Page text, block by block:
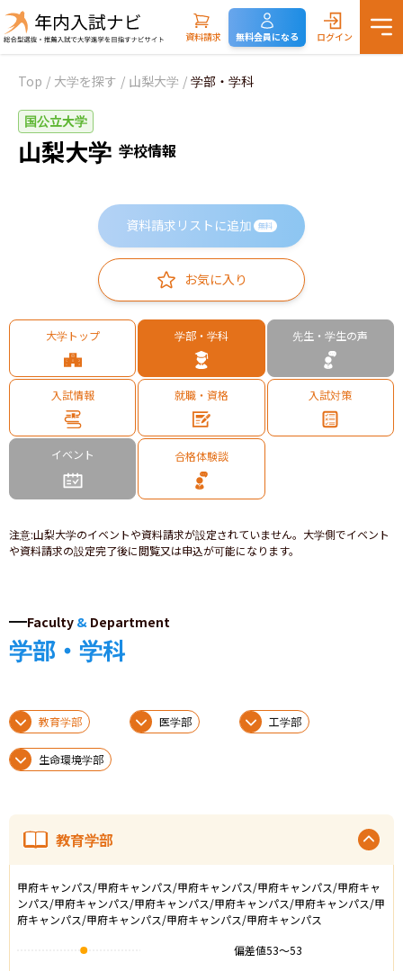
資料請求 無料会員になる ログイン
Top / 大学を探す / 山梨大学 / 学部・学科
国公立大学
山梨大学 学校情報
資料請求リストに追加 無料
お気に入り
大学トップ 学部・学科 先生・学生の声
入試情報 就職・資格 入試対策
イベント 合格体験談
注意:山梨大学のイベントや資料請求が設定されていません。大学側でイベント
や資料請求の設定完了後に閲覧又は申込が可能になります。
Faculty & Department
学部・学科
教育学部 医学部 工学部
生命環境学部
教育学部
甲府キャンパス/甲府キャンパス/甲府キャンパス/甲府キャンパス/甲府キャ
ンパス/甲府キャンパス/甲府キャンパス/甲府キャンパス/甲府キャンパス/甲
府キャンパス/甲府キャンパス/甲府キャンパス/甲府キャンパス
偏差値53〜53